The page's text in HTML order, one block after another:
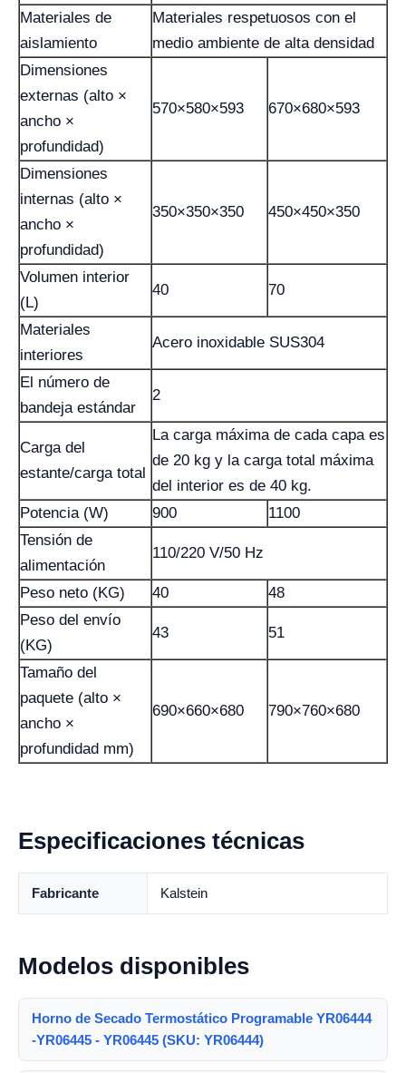
Materiales de
aislamiento
Materiales respetuosos con el
medio ambiente de alta densidad
Dimensiones
externas (alto ×
ancho ×
profundidad)
570×580×593 670×680×593
Dimensiones
internas (alto ×
ancho ×
profundidad)
350×350×350 450×450×350
Volumen interior
(L)
40 70
Materiales
interiores
Acero inoxidable SUS304
El número de
bandeja estándar
2
Carga del
estante/carga total
La carga máxima de cada capa es
de 20 kg y la carga total máxima
del interior es de 40 kg.
Potencia (W)
900
1100
Tensión de
alimentación
110/220 V/50 Hz
Peso neto (KG) 40
48
Peso del envío
(KG)
43 51
Tamaño del
paquete (alto ×
ancho ×
profundidad mm)
690×660×680 790×760×680
Especificaciones técnicas
Fabricante Kalstein
Modelos disponibles
Horno de Secado Termostático Programable YR06444
-YR06445 - YR06445 (SKU: YR06444)